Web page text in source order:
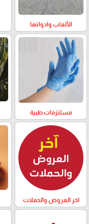
الألعاب وادواتها
مسلتزمات طبية
اخر العروض والحملات